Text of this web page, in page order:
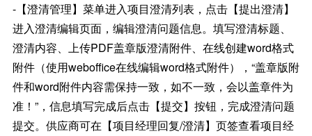
-【澄清管理】菜单进入项目澄清列表，点击【提出澄清】
进入澄清编辑页面，编辑澄清问题信息。填写澄清标题、
澄清内容、上传PDF盖章版澄清附件、在线创建word格式
附件（使用weboffice在线编辑word格式附件），“盖章版附
件和word附件内容需保持一致，如不一致，会以盖章件为
准！”，信息填写完成后点击【提交】按钮，完成澄清问题
提交。供应商可在【项目经理回复/澄清】页签查看项目经